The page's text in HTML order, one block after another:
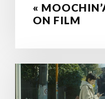
«
ON FILM